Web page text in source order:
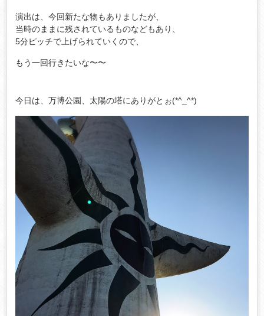
演出は、今回新たな物もありましたが、
当時のままに残されているものなどもあり、
5分ピッチで上げられていくので、
もう一回行きたいな〜〜
今日は、万博公園、太陽の塔にありがとぉ(*^_^*)